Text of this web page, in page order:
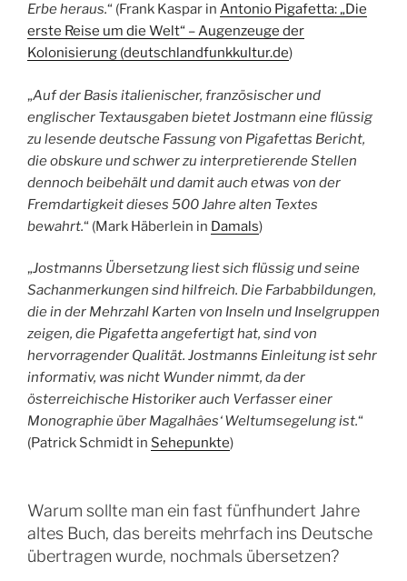
Erbe heraus.“ (Frank Kaspar in Antonio Pigafetta: „Die
erste Reise um die Welt“ – Augenzeuge der
Kolonisierung (deutschlandfunkkultur.de)
„Auf der Basis italienischer, französischer und
englischer Textausgaben bietet Jostmann eine flüssig
zu lesende deutsche Fassung von Pigafettas Bericht,
die obskure und schwer zu interpretierende Stellen
dennoch beibehält und damit auch etwas von der
Fremdartigkeit dieses 500 Jahre alten Textes
bewahrt.“ (Mark Häberlein in Damals)
„Jostmanns Übersetzung liest sich flüssig und seine
Sachanmerkungen sind hilfreich. Die Farbabbildungen,
die in der Mehrzahl Karten von Inseln und Inselgruppen
zeigen, die Pigafetta angefertigt hat, sind von
hervorragender Qualität. Jostmanns Einleitung ist sehr
informativ, was nicht Wunder nimmt, da der
österreichische Historiker auch Verfasser einer
Monographie über Magalhâes‘ Weltumsegelung ist.“
(Patrick Schmidt in Sehepunkte)
Warum sollte man ein fast fünfhundert Jahre
altes Buch, das bereits mehrfach ins Deutsche
übertragen wurde, nochmals übersetzen?